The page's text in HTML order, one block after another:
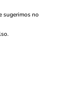
sugerimos no